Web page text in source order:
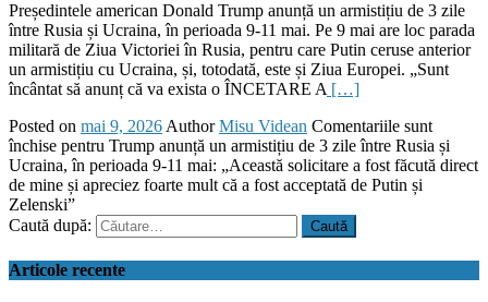
Președintele american Donald Trump anunță un armistițiu de 3 zile
între Rusia și Ucraina, în perioada 9-11 mai. Pe 9 mai are loc parada
militară de Ziua Victoriei în Rusia, pentru care Putin ceruse anterior
un armistițiu cu Ucraina, și, totodată, este și Ziua Europei. „Sunt
încântat să anunț că va exista o ÎNCETARE A […]
Posted on mai 9, 2026 Author Misu Videan Comentariile sunt
închise pentru Trump anunță un armistițiu de 3 zile între Rusia și
Ucraina, în perioada 9-11 mai: „Această solicitare a fost făcută direct
de mine și apreciez foarte mult că a fost acceptată de Putin și
Zelenski”
Caută după:
Articole recente